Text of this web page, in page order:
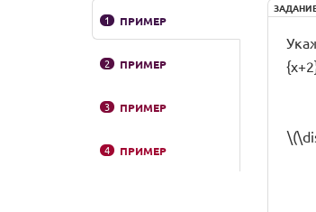
1 ПРИМЕР
2 ПРИМЕР
3 ПРИМЕР
4 ПРИМЕР